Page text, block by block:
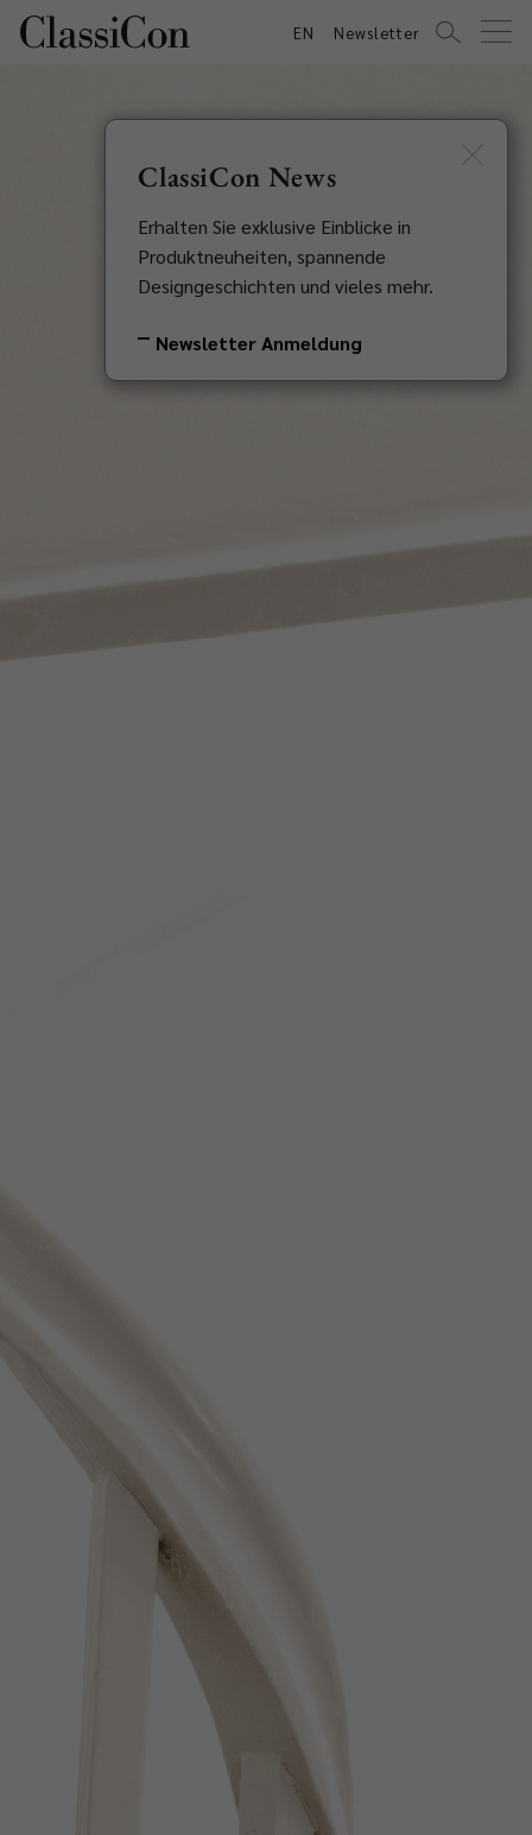
EN Newsletter
ClassiCon News
Erhalten Sie exklusive Einblicke in
Produktneuheiten, spannende
Designgeschichten und vieles mehr.
Newsletter Anmeldung